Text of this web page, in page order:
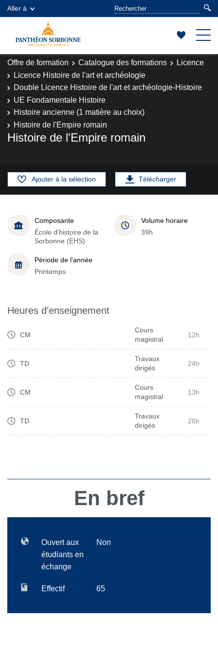
Aller à
Offre de formation Catalogue des formations
Licence
Licence Histoire de l'art et archéologie
Double Licence Histoire de l'art et archéologie-Histoire
UE Fondamentale Histoire
Histoire ancienne (1 matière au choix)
Histoire de l'Empire romain
Histoire de l'Empire romain
Ajouter à la sélection Télécharger
Composante
École d'histoire de la
Sorbonne (EHS)
Volume horaire
39h
Période de l'année
Printemps
Heures d'enseignement
CM
Cours
magistral
12h
TD
Travaux
dirigés
24h
CM
Cours
magistral
13h
TD
Travaux
dirigés
26h
En bref
Ouvert aux
étudiants en
échange
Non
Effectif 65